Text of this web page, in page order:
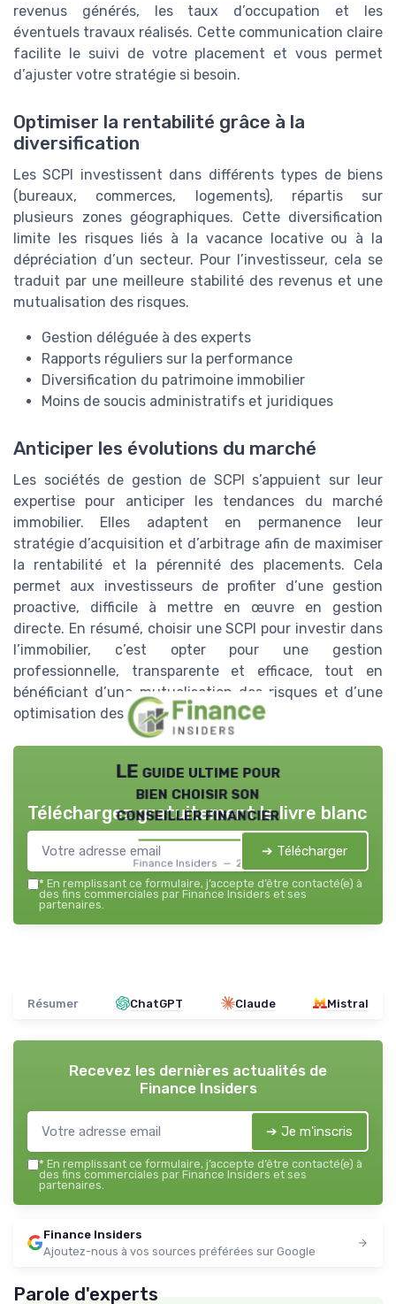
revenus générés, les taux d’occupation et les
éventuels travaux réalisés. Cette communication claire
facilite le suivi de votre placement et vous permet
d’ajuster votre stratégie si besoin.
Optimiser la rentabilité grâce à la
diversification
Les SCPI investissent dans différents types de biens
(bureaux, commerces, logements), répartis sur
plusieurs zones géographiques. Cette diversification
limite les risques liés à la vacance locative ou à la
dépréciation d’un secteur. Pour l’investisseur, cela se
traduit par une meilleure stabilité des revenus et une
mutualisation des risques.
Gestion déléguée à des experts
Rapports réguliers sur la performance
Diversification du patrimoine immobilier
Moins de soucis administratifs et juridiques
Anticiper les évolutions du marché
Les sociétés de gestion de SCPI s’appuient sur leur
expertise pour anticiper les tendances du marché
immobilier. Elles adaptent en permanence leur
stratégie d’acquisition et d’arbitrage afin de maximiser
la rentabilité et la pérennité des placements. Cela
permet aux investisseurs de profiter d’une gestion
proactive, difficile à mettre en œuvre en gestion
directe. En résumé, choisir une SCPI pour investir dans
l’immobilier, c’est opter pour une gestion
professionnelle, transparente et efficace, tout en
bénéficiant d’une mutualisation des risques et d’une
optimisation des revenus locatifs.
LE guide ultime pour
bien choisir son
conseiller financier
Finance Insiders — 2026
Téléchargez gratuitement le livre blanc
➔ Télécharger
* En remplissant ce formulaire, j’accepte d’être contacté(e) à
des fins commerciales par Finance Insiders et ses
partenaires.
Résumer ChatGPT Claude Mistral
Recevez les dernières actualités de
Finance Insiders
➔ Je m'inscris
* En remplissant ce formulaire, j’accepte d’être contacté(e) à
des fins commerciales par Finance Insiders et ses
partenaires.
Finance Insiders
Ajoutez-nous à vos sources préférées sur Google
Parole d'experts